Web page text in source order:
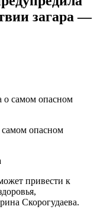
загара —
самом опасном
привести к
Скорогудаева.